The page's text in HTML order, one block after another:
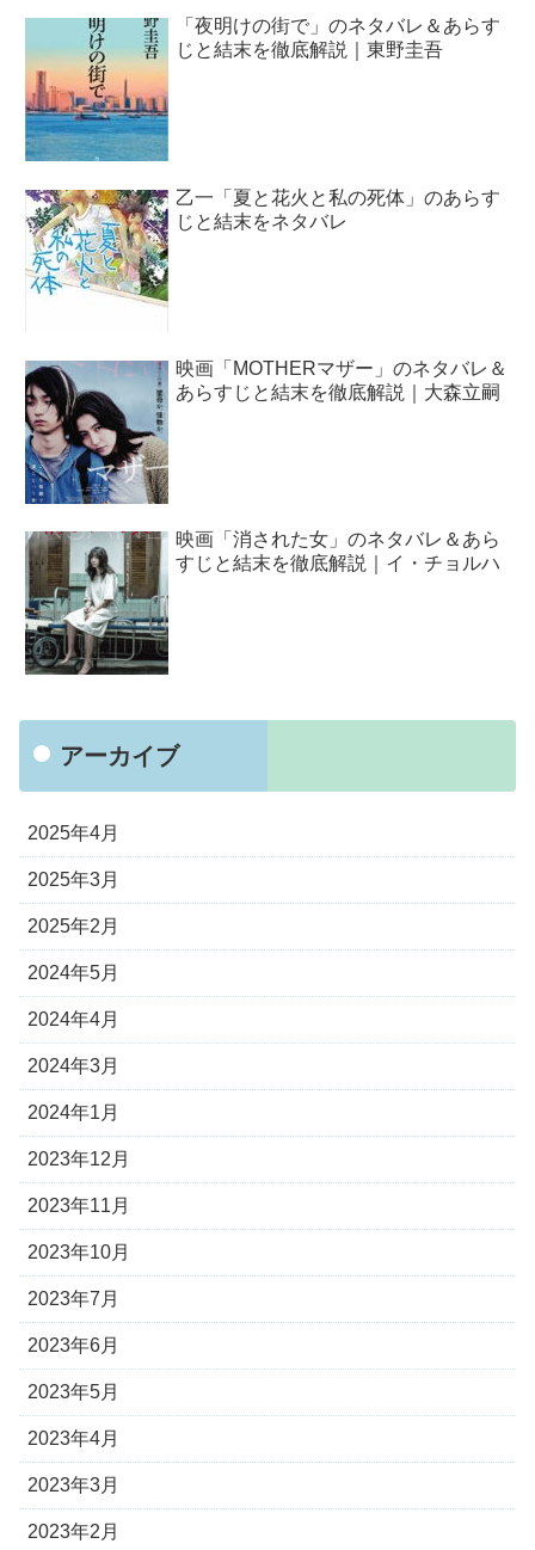
「夜明けの街で」のネタバレ＆あらす
じと結末を徹底解説｜東野圭吾
乙一「夏と花火と私の死体」のあらす
じと結末をネタバレ
映画「MOTHERマザー」のネタバレ＆
あらすじと結末を徹底解説｜大森立嗣
映画「消された女」のネタバレ＆あら
すじと結末を徹底解説｜イ・チョルハ
アーカイブ
2025年4月
2025年3月
2025年2月
2024年5月
2024年4月
2024年3月
2024年1月
2023年12月
2023年11月
2023年10月
2023年7月
2023年6月
2023年5月
2023年4月
2023年3月
2023年2月